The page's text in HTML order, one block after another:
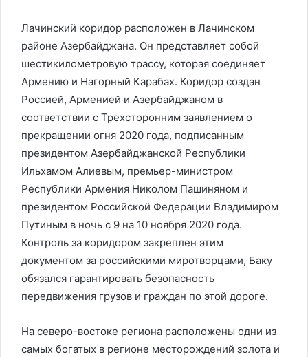
Лачинский коридор расположен в Лачинском
районе Азербайджана. Он представляет собой
шестикилометровую трассу, которая соединяет
Армению и Нагорный Карабах. Коридор создан
Россией, Арменией и Азербайджаном в
соответствии с Трехсторонним заявлением о
прекращении огня 2020 года, подписанным
президентом Азербайджанской Республики
Ильхамом Алиевым, премьер-министром
Республики Армения Николом Пашиняном и
президентом Российской Федерации Владимиром
Путиным в ночь с 9 на 10 ноября 2020 года.
Контроль за коридором закреплен этим
документом за российскими миротворцами, Баку
обязался гарантировать безопасность
передвижения грузов и граждан по этой дороге.
На северо-востоке региона расположены одни из
самых богатых в регионе месторождений золота и